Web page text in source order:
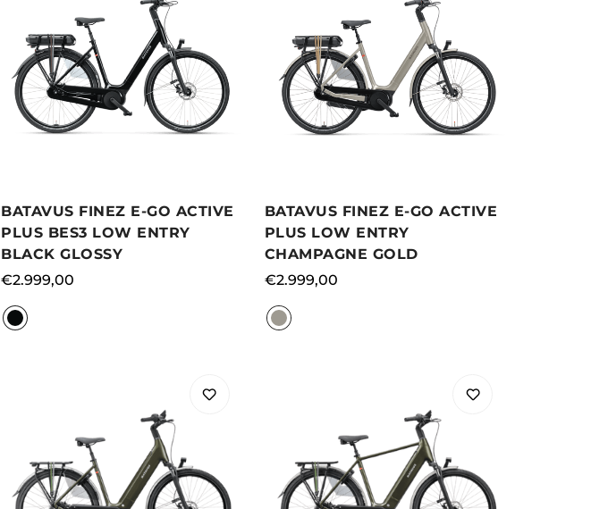
BATAVUS FINEZ E-GO ACTIVE
PLUS BES3 LOW ENTRY
BLACK GLOSSY
Normale
prijs
€2.999,00
BATAVUS FINEZ E-GO ACTIVE
PLUS LOW ENTRY
CHAMPAGNE GOLD
Normale
prijs
€2.999,00